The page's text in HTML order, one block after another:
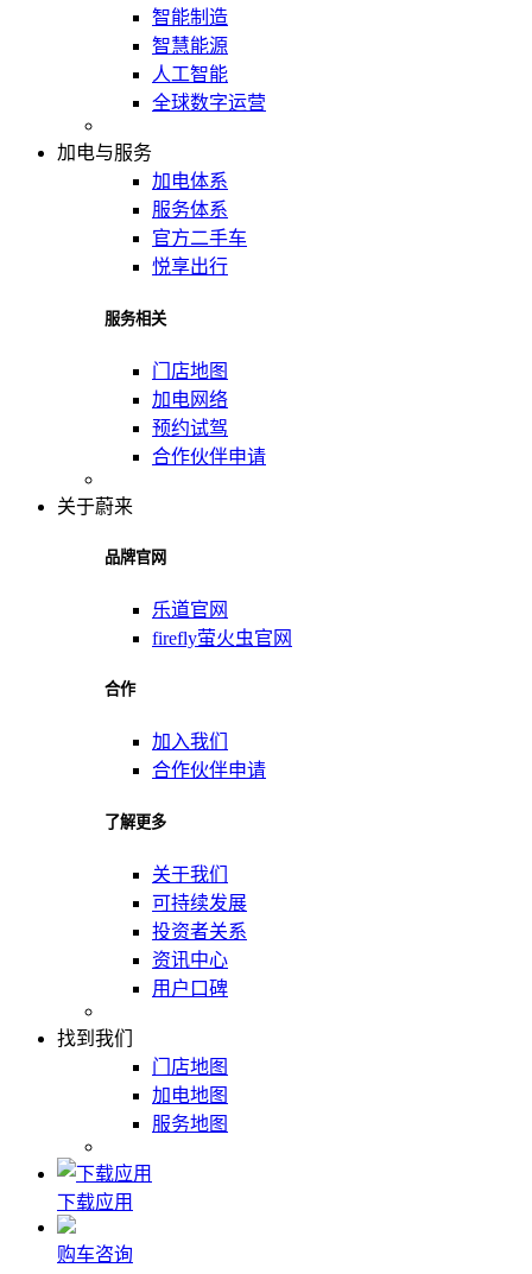
智能制造
智慧能源
人工智能
全球数字运营
加电与服务
加电体系
服务体系
官方二手车
悦享出行
服务相关
门店地图
加电网络
预约试驾
合作伙伴申请
关于蔚来
品牌官网
乐道官网
firefly萤火虫官网
合作
加入我们
合作伙伴申请
了解更多
关于我们
可持续发展
投资者关系
资讯中心
用户口碑
找到我们
门店地图
加电地图
服务地图
下载应用
购车咨询